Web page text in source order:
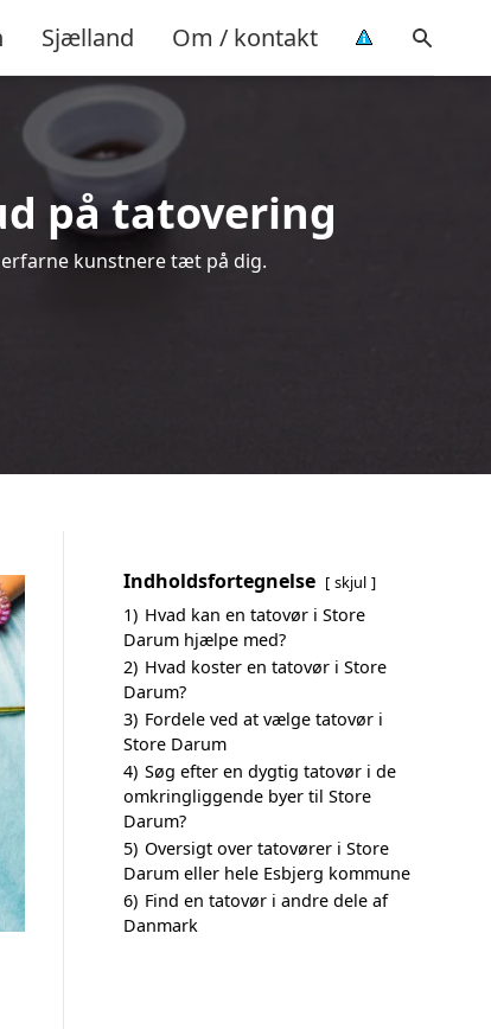
Sjælland Om / kontakt
på tatovering
kunstnere tæt på dig.
Indholdsfortegnelse skjul
1) Hvad kan en tatovør i Store
Darum hjælpe med?
2) Hvad koster en tatovør i Store
Darum?
3) Fordele ved at vælge tatovør i
Store Darum
4) Søg efter en dygtig tatovør i de
omkringliggende byer til Store
Darum?
5) Oversigt over tatovører i Store
Darum eller hele Esbjerg kommune
6) Find en tatovør i andre dele af
Danmark